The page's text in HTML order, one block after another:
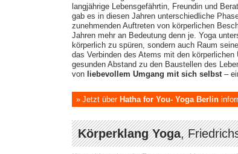
langjährige Lebensgefährtin, Freundin und
gab es in diesen Jahren unterschiedliche
zunehmenden Auftreten von körperlichen
Jahren mehr an Bedeutung denn je. Yoga
körperlich zu spüren, sondern auch Raum
das Verbinden des Atems mit den
gesunden Abstand zu den Baustellen des
von liebevollem Umgang mit sich selbst –
Jetzt über Hatha for You- Yoga Berlin
Körperklang Yoga,